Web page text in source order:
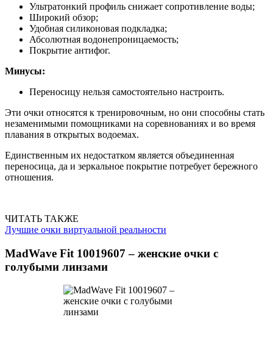
Ультратонкий профиль снижает сопротивление воды;
Широкий обзор;
Удобная силиконовая подкладка;
Абсолютная водонепроницаемость;
Покрытие антифог.
Минусы:
Переносицу нельзя самостоятельно настроить.
Эти очки относятся к тренировочным, но они способны стать
незаменимыми помощниками на соревнованиях и во время
плавания в открытых водоемах.
Единственным их недостатком является объединенная
переносица, да и зеркальное покрытие потребует бережного
отношения.
ЧИТАТЬ ТАКЖЕ
Лучшие очки виртуальной реальности
MadWave Fit 10019607 – женские очки с
голубыми линзами